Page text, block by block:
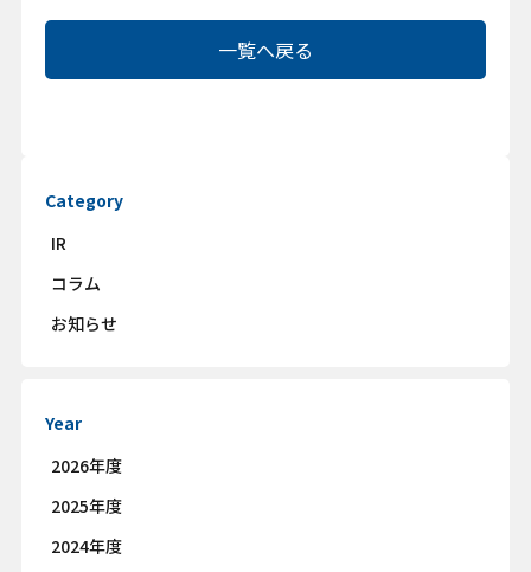
一覧へ戻る
Category
IR
コラム
お知らせ
Year
2026年度
2025年度
2024年度